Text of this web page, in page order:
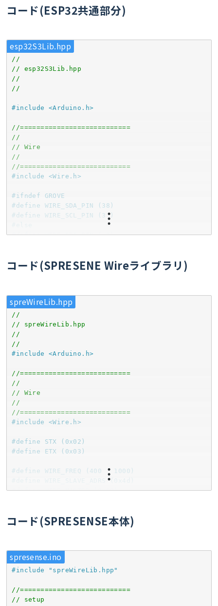
コード(ESP32共通部分)
esp32S3Lib.hpp
//
// esp32S3Lib.hpp
//
//
#include <Arduino.h>
//===========================
//
// Wire
//
//===========================
#include <Wire.h>
#ifndef GROVE
#define WIRE_SDA_PIN (38)
#define WIRE_SCL_PIN (39)
#define WIRE_SDA_PIN ( 2)
WIRE_FREQ (400 * 1000)
#define WIRE_MASTER_ADRS (0x00)
#define WIRE_uSECDELAY (500)
enum {REG_STX = 0, REG_LEFT, REG_RIGHT,
# define
volatile
uint8_t wireRegs[WIRE_REGS_MAX] = {
bool debugMode = false;
//===========================
//
// Wire
//
//===========================
// wireScan
void
wireScan ()
{
for (byte address = 1; address < 127;
    byte error = Wire.endTransmission();
if
(error ==
if (address <
        Serial.print(
"0" );
      Serial.print(address, HEX);
      Serial.println(
コード(SPRESENE Wireライブラリ)
spreWireLib.hpp
//
// spreWireLib.hpp
//
//
#include <Arduino.h>
//===========================
//
// Wire
//
//===========================
#include <Wire.h>
#define STX (0x02)
#define ETX (0x03)
#define WIRE_FREQ (400 * 1000)
WIRE_SLAVE_ADRS (0x4d)
#define WIRE_MASTER (0x00)
enum {REG_STX = 0 , REG_LEFT, REG_RIGHT,
volatile uint8_t wireRegs[WIRE_REGS_MAX] = {0
};
volatile
uint8_t
bool debugMode = false ;
//===========================
//
コード(SPRESENSE本体)
spresense.ino
#include "spreWireLib.hpp"
//===========================
// setup